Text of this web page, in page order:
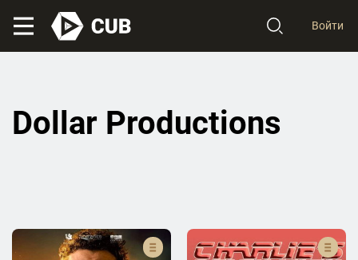
Войти
Dollar Productions